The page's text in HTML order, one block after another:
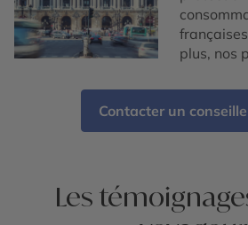
plus, nos
Contacter un
Les